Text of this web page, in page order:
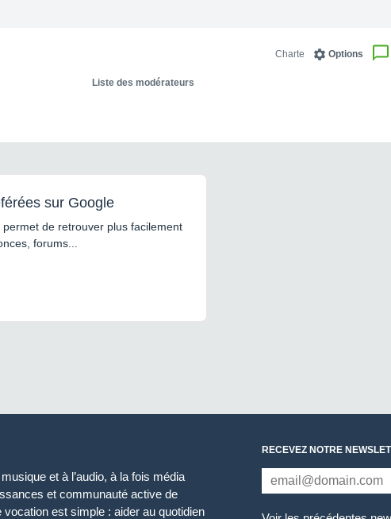
Options
Charte
Liste des modérateurs
sur Google
de retrouver plus facilement
forums...
et à l’audio, à la fois média
et communauté active de
est simple : aider au quotidien
RECEVEZ NOTRE